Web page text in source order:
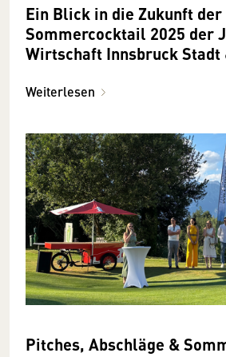
Ein Blick in die Zukunft der
Sommercocktail 2025 der
Wirtschaft Innsbruck Stadt
Weiterlesen
Pitches, Abschläge &